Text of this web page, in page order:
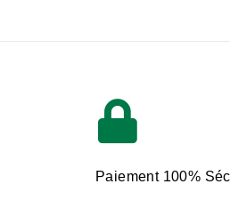
Paiement 100%